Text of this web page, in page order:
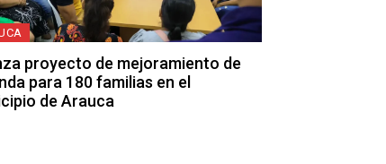
proyecto de mejoramiento de
para 180 familias en el
de Arauca